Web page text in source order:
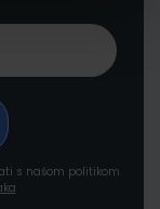
s našom politikom